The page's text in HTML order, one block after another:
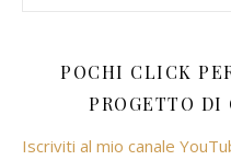
POCHI CLICK
PROGETTO
Iscriviti al mio canale